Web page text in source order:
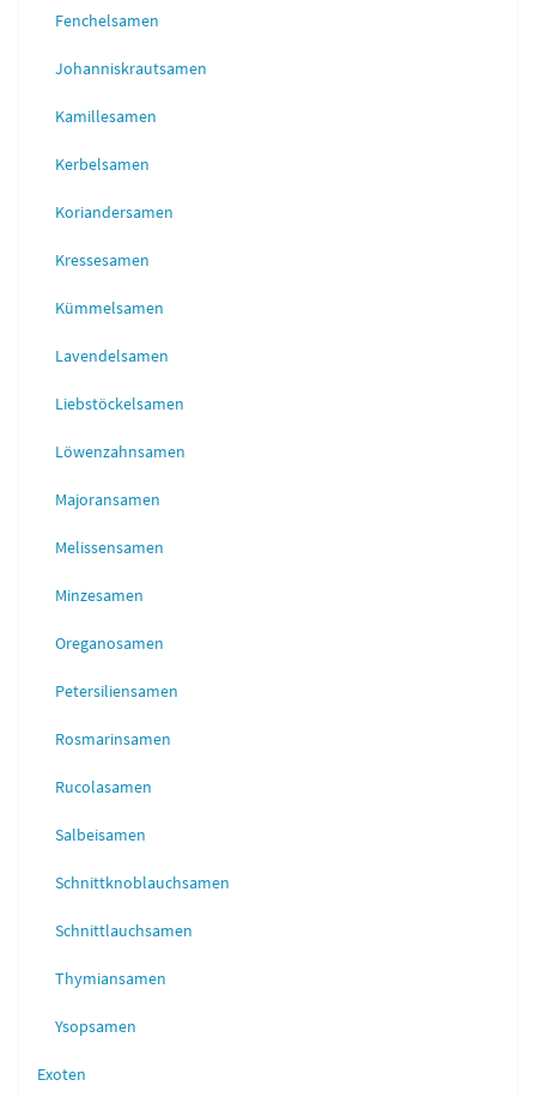
Fenchelsamen
Johanniskrautsamen
Kamillesamen
Kerbelsamen
Koriandersamen
Kressesamen
Kümmelsamen
Lavendelsamen
Liebstöckelsamen
Löwenzahnsamen
Majoransamen
Melissensamen
Minzesamen
Oreganosamen
Petersiliensamen
Rosmarinsamen
Rucolasamen
Salbeisamen
Schnittknoblauchsamen
Schnittlauchsamen
Thymiansamen
Ysopsamen
Exoten